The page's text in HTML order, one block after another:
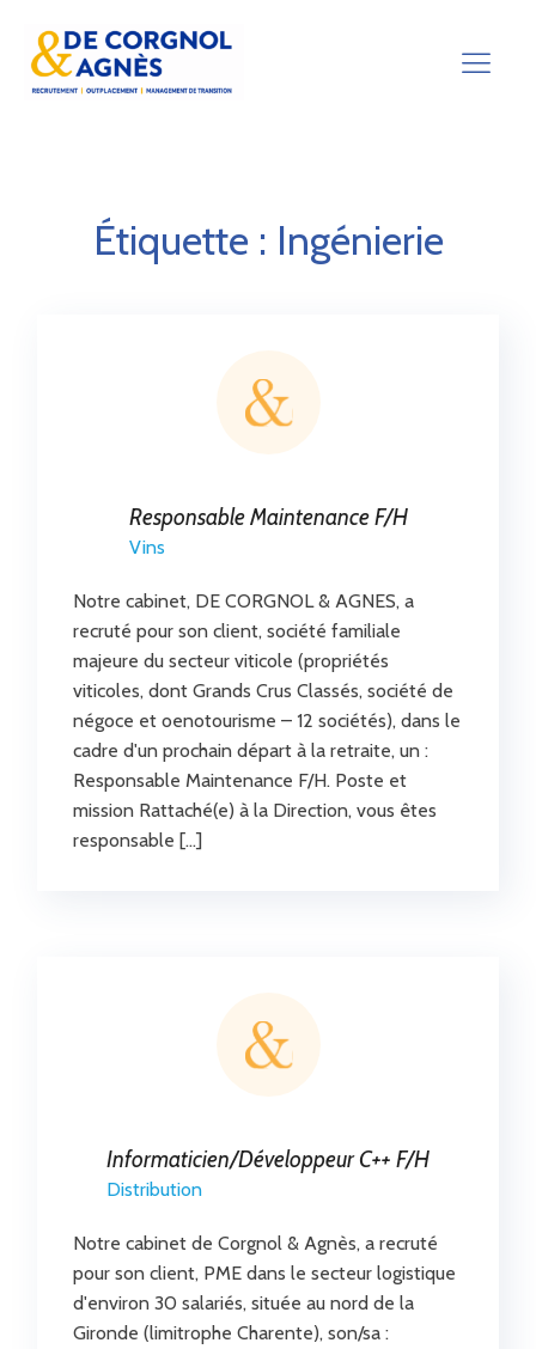
Étiquette : Ingénierie
Responsable Maintenance F/H
Vins
Notre cabinet, DE CORGNOL & AGNES, a
recruté pour son client, société familiale
majeure du secteur viticole (propriétés
viticoles, dont Grands Crus Classés, société de
négoce et oenotourisme – 12 sociétés), dans le
cadre d'un prochain départ à la retraite, un :
Responsable Maintenance F/H. Poste et
mission Rattaché(e) à la Direction, vous êtes
responsable […]
Informaticien/Développeur C++ F/H
Distribution
Notre cabinet de Corgnol & Agnès, a recruté
pour son client, PME dans le secteur logistique
d'environ 30 salariés, située au nord de la
Gironde (limitrophe Charente), son/sa :